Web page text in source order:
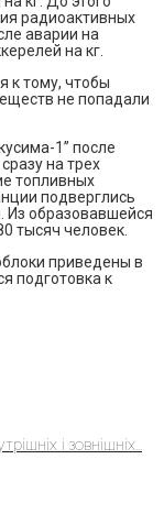
радиоактивных
аварии на
на кг.
к тому, чтобы
не попадали
1” после
на трех
топливных
подверглись
Из образовавшейся
тысяч человек.
приведены в
подготовка к
і зовнішніх...